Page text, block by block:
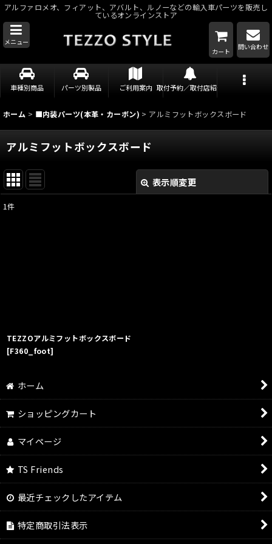
アルファロメオ、フィアット、アバルト、ルノーなどの輸入車パーツを販売し
ているオンラインストア
メニュー
カート
問い合わせ
車種別商品 パーツ別製品 ご利用案内 取付予約／取付店紹介
ホーム > ■内装パーツ(本革・カーボン) > アルミフットボックスボード
アルミフットボックスボード
表示順変更
1件
TEZZOアルミフットボックスボード
[F360_foot]
ホーム
ショッピングカート
マイページ
TS Friends
最近チェックしたアイテム
特定商取引法表示